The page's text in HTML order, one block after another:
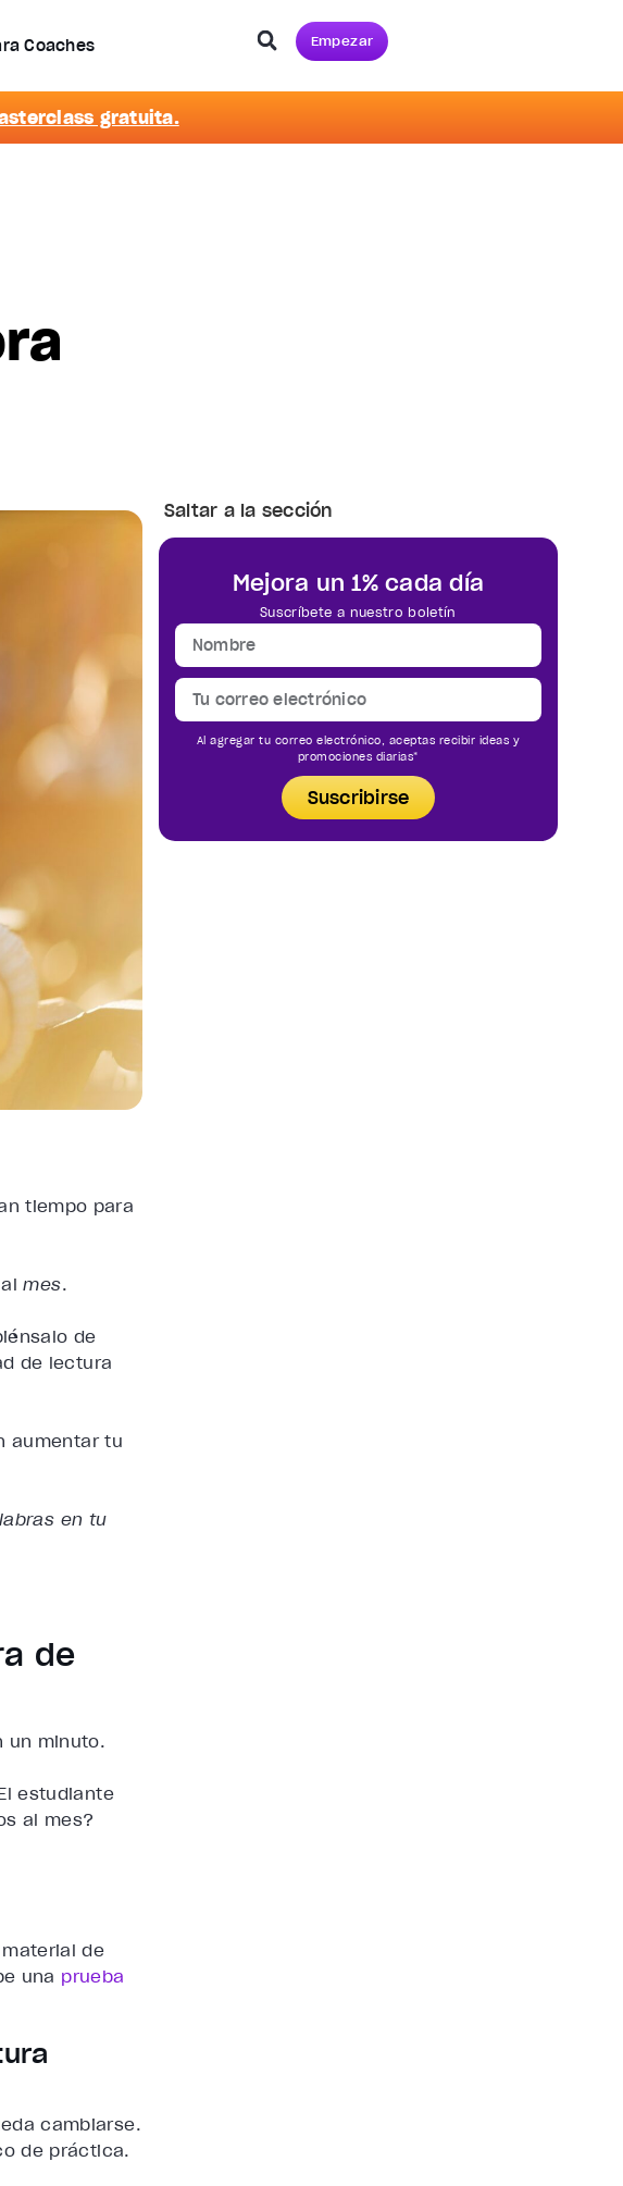
Coaches Empezar
gratuita.
tiempo para
almes.
de
de lectura
aumentar tu
en tu
de
un minuto.
estudiante
al mes?
de
una prueba
cambiarse.
de práctica.
Saltar a la sección
Mejora un 1% cada día
Suscríbete a nuestro boletín
Al agregar tu correo electrónico, aceptas recibir ideas y
promociones diarias*
Suscribirse